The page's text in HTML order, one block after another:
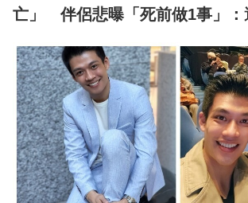
亡」 伴侶悲曝「死前做1事」：